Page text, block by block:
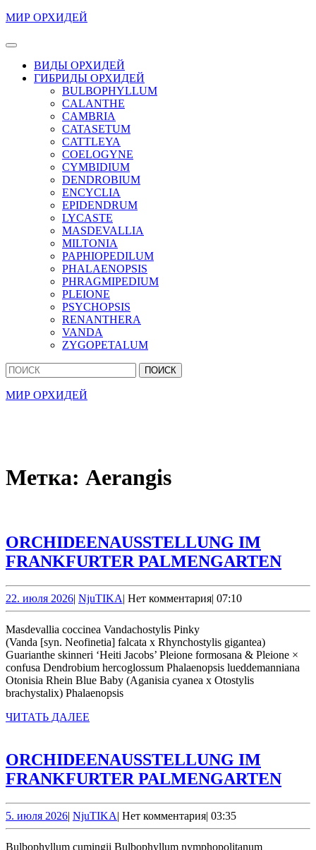
Перейти
содержимому
содержимому
МИР ОРХИДЕЙ
Кнопка
ОткрытьВИДЫ ОРХИДЕЙ
ГИБРИДЫ ОРХИДЕЙ
BULBOPHYLLUM
CALANTHE
CAMBRIA
CATASETUM
CATTLEYA
COELOGYNE
CYMBIDIUM
DENDROBIUM
ENCYCLIA
EPIDENDRUM
LYCASTE
MASDEVALLIA
MILTONIA
PAPHIOPEDILUM
PHALAENOPSIS
PHRAGMIPEDIUM
PLEIONE
PSYCHOPSIS
RENANTHERA
VANDA
ZYGOPETALUM
Кнопка
Закрыть
Найти:
МИР ОРХИДЕЙ
Метка: Aerangis
ORCHIDEENAUSSTELLUNG IM
FRANKFURTER PALMENGARTEN
22. июля 202622.
июля
2026
| NjuTIKANjuTIKA
| Нет комментария| 07:10
Masdevallia coccinea Vandachostylis Pinky
(Vanda [syn. Neofinetia] falcata x Rhynchostylis gigantea)
Guarianthe skinneri ‘Heiti Jacobs’ Pleione formosana & Pleione ×
confusa Dendrobium hercoglossum Phalaenopsis lueddemanniana
Otonisia Rhein Blue Baby (Aganisia cyanea x Otostylis
brachystalix) Phalaenopsis
ЧИТАТЬ ДАЛЕЕ
ORCHIDEENAUSSTELLUNG IM
FRANKFURTER PALMENGARTEN
5. июля 20265.
июля
| NjuTIKANjuTIKA
| Нет комментария| 03:35
Bulbophyllum cumingii Bulbophyllum nymphopolitanum